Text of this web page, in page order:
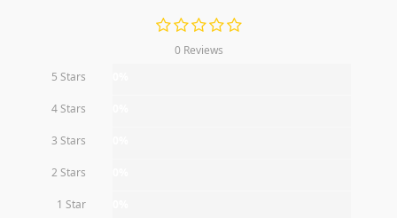
0 Reviews
5 Stars
4 Stars
3 Stars
2 Stars
1 Star